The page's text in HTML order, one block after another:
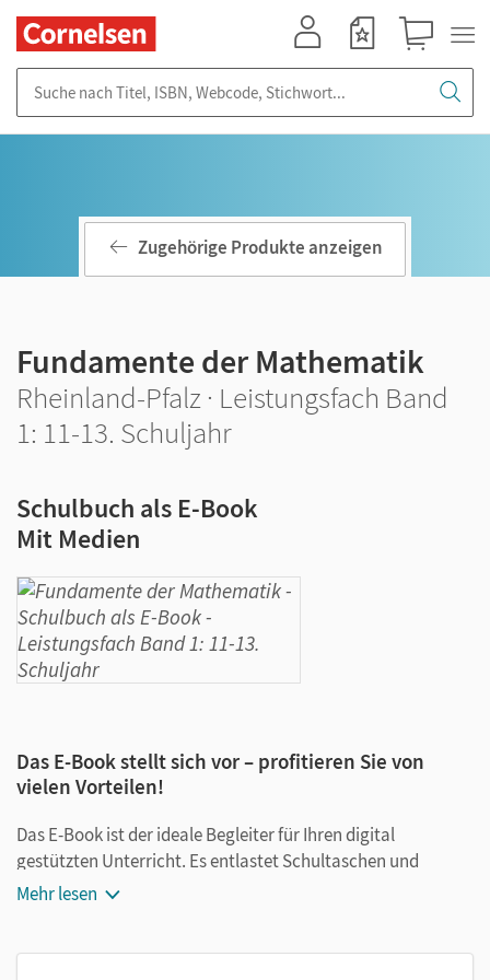
Zugehörige Produkte anzeigen
Fundamente der Mathematik
Rheinland-Pfalz · Leistungsfach Band
1: 11-13. Schuljahr
Schulbuch als E-Book
Mit Medien
Das E-Book stellt sich vor – profitieren Sie von
vielen Vorteilen!
Das E-Book ist der ideale Begleiter für Ihren digital
gestützten Unterricht. Es entlastet Schultaschen und
Rucksäcke und ist jederzeit unkompliziert verfügbar.
Mehr lesen